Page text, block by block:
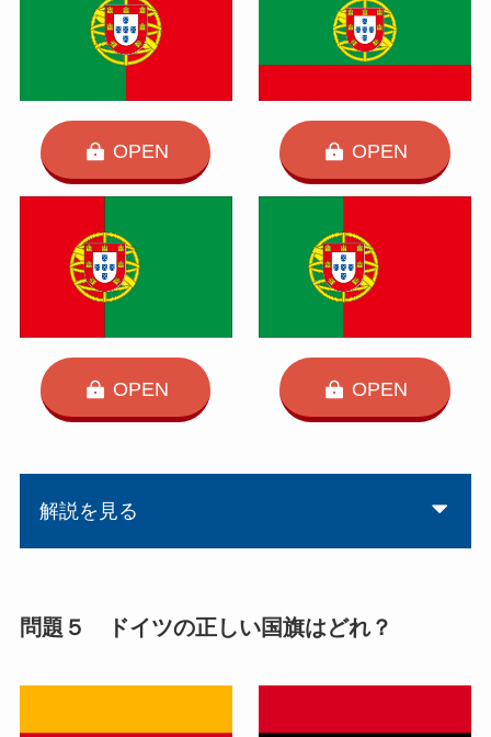
OPEN OPEN
OPEN OPEN
解説を見る
問題５ ドイツの正しい国旗はどれ？